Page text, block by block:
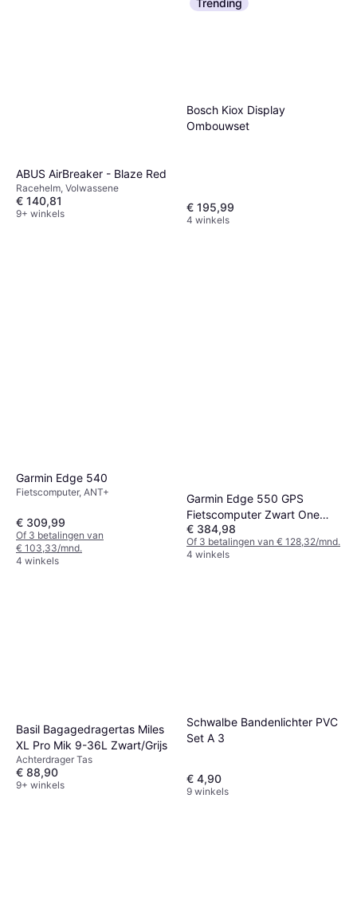
ABUS AirBreaker - Blaze Red
Racehelm, Volwassene
€ 140,81
9+ winkels
Trending
Bosch Kiox Display
Ombouwset
€ 195,99
4 winkels
Garmin Edge 540
Fietscomputer, ANT+
€ 309,99
Of 3 betalingen van
€ 103,33/mnd.
4 winkels
Garmin Edge 550 GPS
Fietscomputer Zwart One
Size
€ 384,98
Of 3 betalingen van € 128,32/mnd.
4 winkels
Basil Bagagedragertas Miles
XL Pro Mik 9-36L Zwart/Grijs
Achterdrager Tas
€ 88,90
9+ winkels
Schwalbe Bandenlichter PVC
Set A 3
€ 4,90
9 winkels